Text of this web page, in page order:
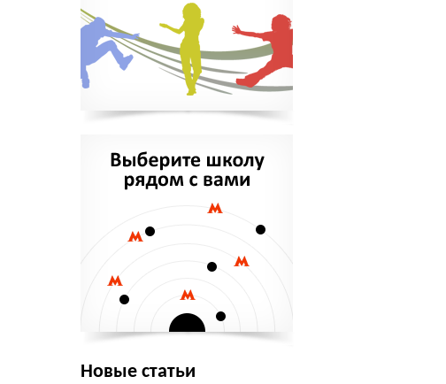
Новые статьи